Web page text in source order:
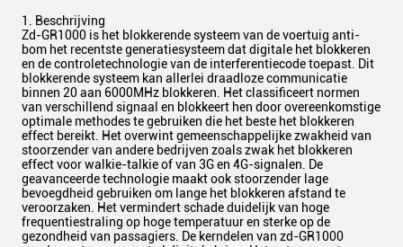
1. Beschrijving
Zd-GR1000 is het blokkerende systeem van de voertuig anti-
bom het recentste generatiesysteem dat digitale het blokkeren
en de controletechnologie van de interferentiecode toepast. Dit
blokkerende systeem kan allerlei draadloze communicatie
binnen 20 aan 6000MHz blokkeren. Het classificeert normen
van verschillend signaal en blokkeert hen door overeenkomstige
optimale methodes te gebruiken die het beste het blokkeren
effect bereikt. Het overwint gemeenschappelijke zwakheid van
stoorzender van andere bedrijven zoals zwak het blokkeren
effect voor walkie-talkie of van 3G en 4G-signalen. De
geavanceerde technologie maakt ook stoorzender lage
bevoegdheid gebruiken om lange het blokkeren afstand te
veroorzaken. Het vermindert schade duidelijk van hoge
frequentiestraling op hoge temperatuur en sterke op de
gezondheid van passagiers. De kerndelen van zd-GR1000